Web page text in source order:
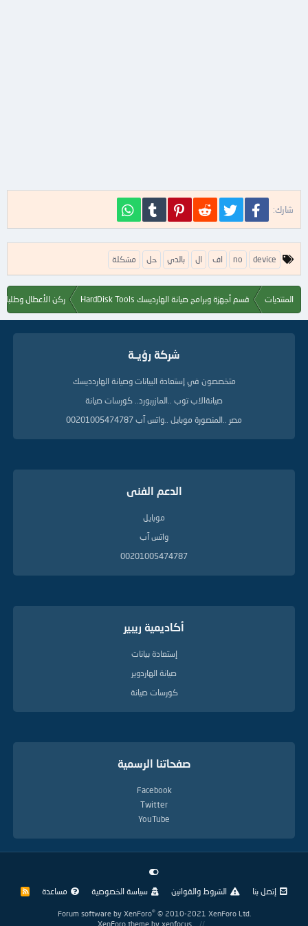
شارك: فيسبوك تويتر Reddit
Pinterest
Tumblr
ا
ل
م
device
no اف ال بالدي حل مشكلة
المنتديات قسم أجهزة وبرامج صيانة الهارديسك HardDisk Tools ركن الأعطال وطلبات
شركة رؤيــة
متخصصون في إستعادة البيانات وصيانة الهاردديسك
صيانةالاب توب ..المازربورد.. كورسات صيانة
مصر ..المنصورة موبايل ..واتس آب 00201005474787
الدعم الفنى
موبايل
واتس آب
00201005474787
أكاديمية ريبير
إستعادة بيانات
صيانة الهاردوير
كورسات صيانة
صفحاتنا الرسمية
Facebook
Twitter
YouTube
إتصل بنا الشروط والقوانين سياسة الخصوصية مساعدة
R
Forum software by XenForo® © 2010-2021 XenForo Ltd.
XenForo theme by xenfocus